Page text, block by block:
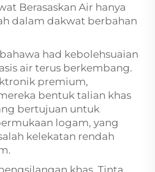
Berasaskan Air hanya
dalam dakwat berbahan
had kebolehsuaian
air terus berkembang.
premium,
bentuk talian khas
bertujuan untuk
logam, yang
kelekatan rendah
khas, Tinta